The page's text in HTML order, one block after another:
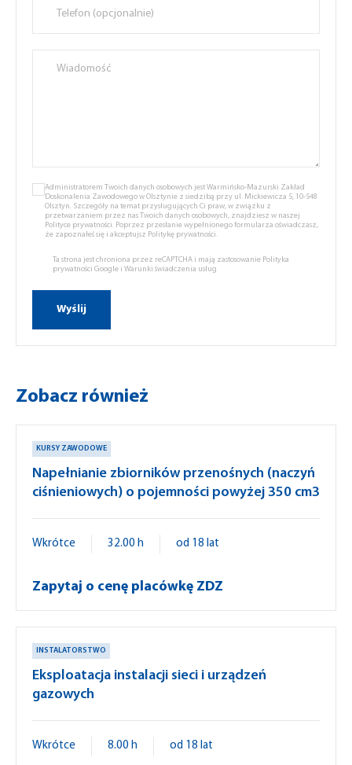
Administratorem Twoich danych osobowych jest Warmińsko-Mazurski Zakład
Doskonalenia Zawodowego w Olsztynie z siedzibą przy ul. Mickiewicza 5, 10-548
Olsztyn. Szczegóły na temat przysługujących Ci praw, w związku z
przetwarzaniem przez nas Twoich danych osobowych, znajdziesz w naszej
Polityce prywatności. Poprzez przesłanie wypełnionego formularza oświadczasz,
że zapoznałeś się i akceptujsz Politykę prywatności.
Ta strona jest chroniona przez reCAPTCHA i mają zastosowanie Polityka
prywatności Google i Warunki świadczenia usług
Zobacz również
KURSY ZAWODOWE
Napełnianie zbiorników przenośnych (naczyń
ciśnieniowych) o pojemności powyżej 350 cm3
Wkrótce 32.00 h od 18 lat
Zapytaj o cenę placówkę ZDZ
INSTALATORSTWO
Eksploatacja instalacji sieci i urządzeń
gazowych
Wkrótce 8.00 h od 18 lat